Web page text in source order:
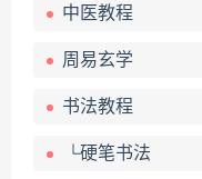
中医教程
周易玄学
书法教程
└硬笔书法